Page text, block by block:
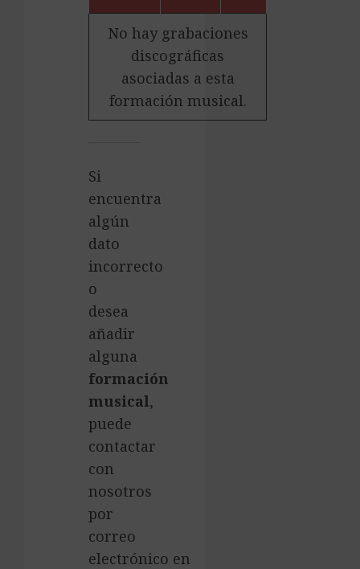
No hay grabaciones
discográficas
asociadas a esta
formación musical.
Si
encuentra
algún
dato
incorrecto
o
desea
añadir
alguna
formación
musical,
puede
contactar
con
nosotros
por
correo
electrónico en